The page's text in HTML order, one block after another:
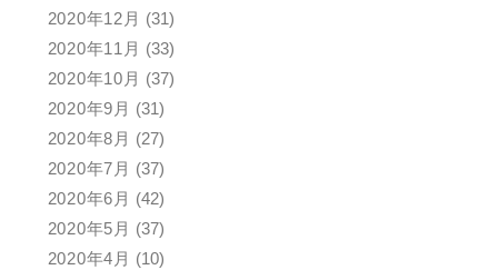
2020年12月 (31)
2020年11月 (33)
2020年10月 (37)
2020年9月 (31)
2020年8月 (27)
2020年7月 (37)
2020年6月 (42)
2020年5月 (37)
2020年4月 (10)